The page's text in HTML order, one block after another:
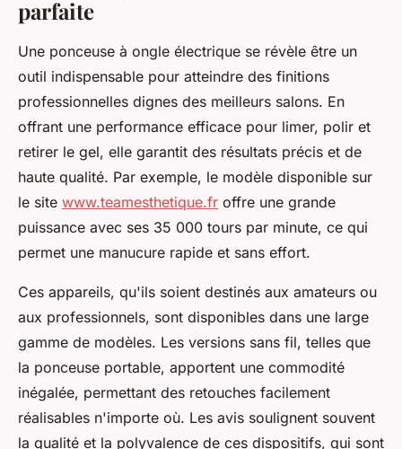
parfaite
Une ponceuse à ongle électrique se révèle être un
outil indispensable pour atteindre des finitions
professionnelles dignes des meilleurs salons. En
offrant une performance efficace pour limer, polir et
retirer le gel, elle garantit des résultats précis et de
haute qualité. Par exemple, le modèle disponible sur
le site www.teamesthetique.fr offre une grande
puissance avec ses 35 000 tours par minute, ce qui
permet une manucure rapide et sans effort.
Ces appareils, qu'ils soient destinés aux amateurs ou
aux professionnels, sont disponibles dans une large
gamme de modèles. Les versions sans fil, telles que
la ponceuse portable, apportent une commodité
inégalée, permettant des retouches facilement
réalisables n'importe où. Les avis soulignent souvent
la qualité et la polyvalence de ces dispositifs, qui sont